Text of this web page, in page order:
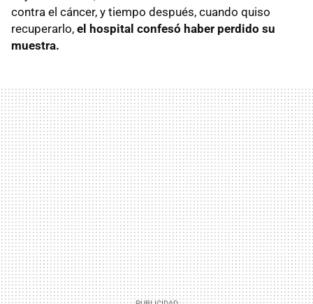
contra el cáncer, y tiempo después, cuando quiso
recuperarlo, el hospital confesó haber perdido su
muestra.